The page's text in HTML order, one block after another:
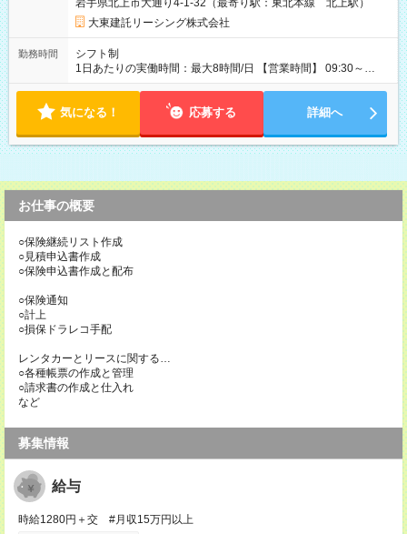
用期間なし
岩手県北上市大通り4-1-32（最寄り駅：東北本線 北上駅）
大東建託リーシング株式会社
勤務時間
シフト制
1日あたりの実働時間：最大8時間/日 【営業時間】 09:30～
18:30 ★上記時間内で1日5時間～勤務OK ＼ライフスタイルに合
軽にご相談ください！ ◆1か月ごとのシフト提出制 ◆業務特性お
ります。
気になる！ 応募する 詳細へ
お仕事の概要
○保険継続リスト作成
○見積申込書作成
○保険申込書作成と配布
○保険通知
○計上
○損保ドラレコ手配
レンタカーとリースに関する…
○各種帳票の作成と管理
○請求書の作成と仕入れ
など
募集情報
給与
時給1280円＋交 #月収15万円以上